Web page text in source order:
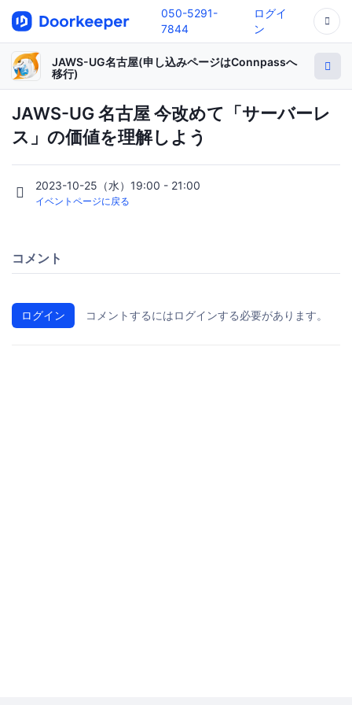
050-5291-
7844
ログイ
ン
JAWS-UG名古屋(申し込みページはConnpassへ
移行)
JAWS-UG 名古屋 今改めて「サーバーレ
ス」の価値を理解しよう
2023-10-25（水）19:00 - 21:00
イベントページに戻る
コメント
ログイン コメントするにはログインする必要があります。